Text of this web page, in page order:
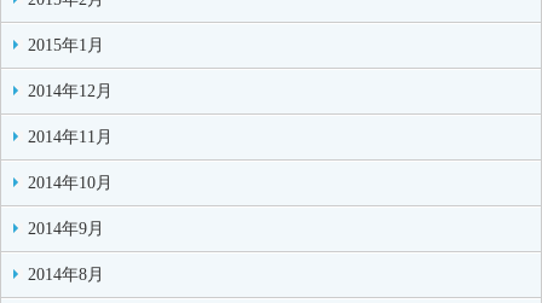
2015年1月
2014年12月
2014年11月
2014年10月
2014年9月
2014年8月